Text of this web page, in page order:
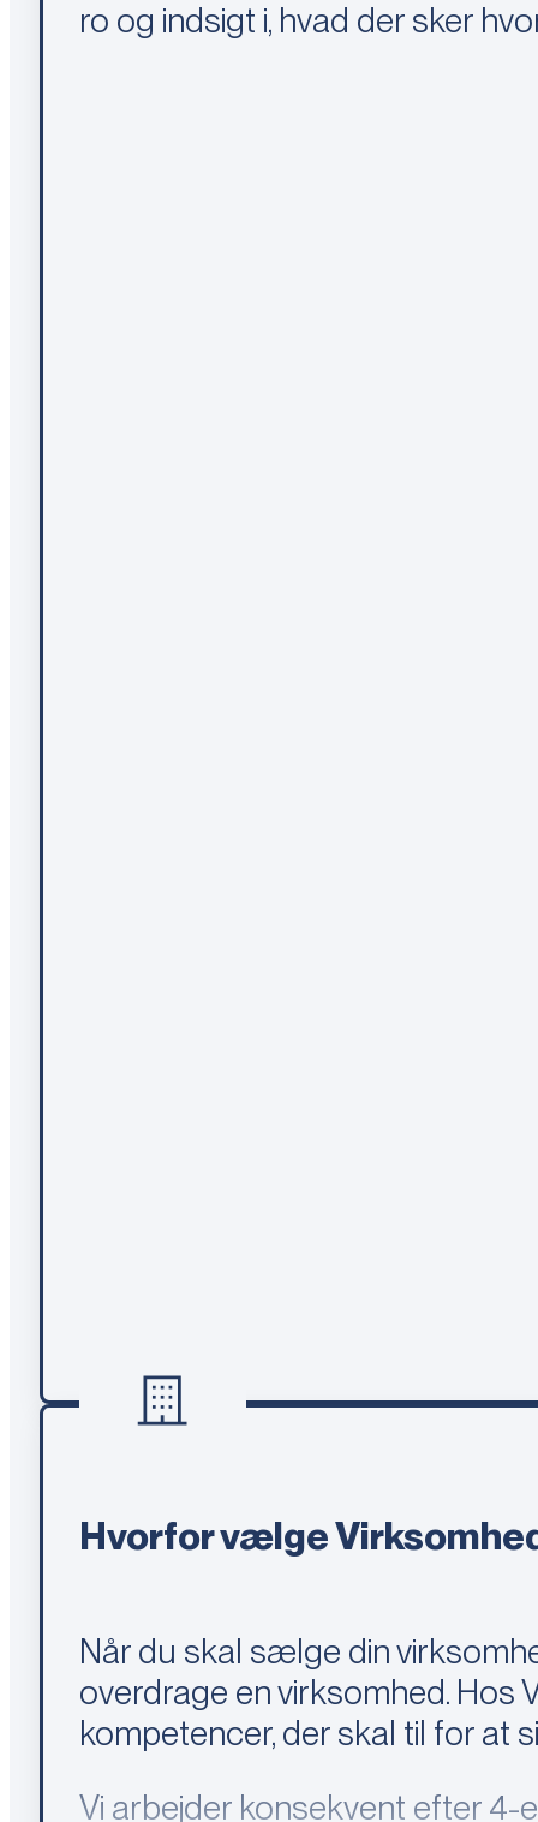
ro og indsigt i, hvad der sker
Hvorfor vælge
Når du skal sælge din
overdrage en virksomhed. Hos
kompetencer, der skal til for at
Vi arbejder konsekvent efter 4-